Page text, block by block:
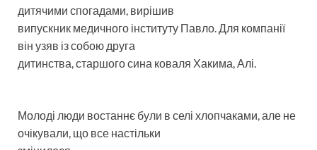
дитячими спогадами, вирішив
випускник медичного інституту Павло. Для компанії
він узяв із собою друга
дитинства, старшого сина коваля Хакима, Алі.
Молоді люди востаннє були в селі хлопчаками, але не
очікували, що все настільки